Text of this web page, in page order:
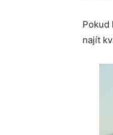
Pokud
najít